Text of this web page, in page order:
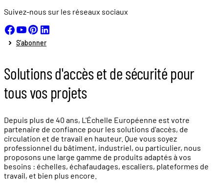
Suivez-nous sur les réseaux sociaux
S'abonner
Solutions d'accès et de sécurité pour
tous vos projets
Depuis plus de 40 ans, L'Échelle Européenne est votre
partenaire de confiance pour les solutions d'accès, de
circulation et de travail en hauteur. Que vous soyez
professionnel du bâtiment, industriel, ou particulier, nous
proposons une large gamme de produits adaptés à vos
besoins : échelles, échafaudages, escaliers, plateformes de
travail, et bien plus encore.